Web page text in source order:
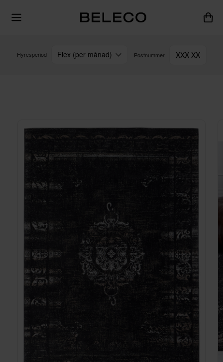
Hyresperiod Flex (per månad) Postnummer XXX XX